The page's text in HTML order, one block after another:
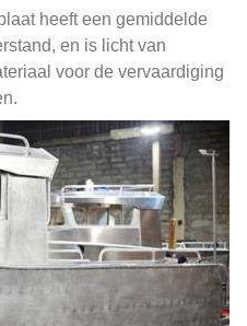
heeft een gemiddelde
en is licht van
voor de vervaardiging